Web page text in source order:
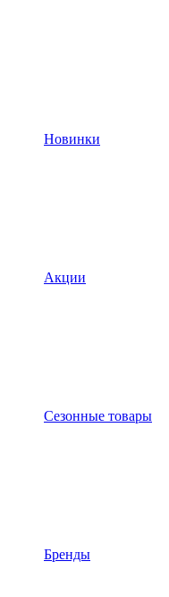
Новинки
Акции
Сезонные товары
Бренды